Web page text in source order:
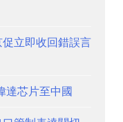
立即收回錯誤言
達芯片至中國